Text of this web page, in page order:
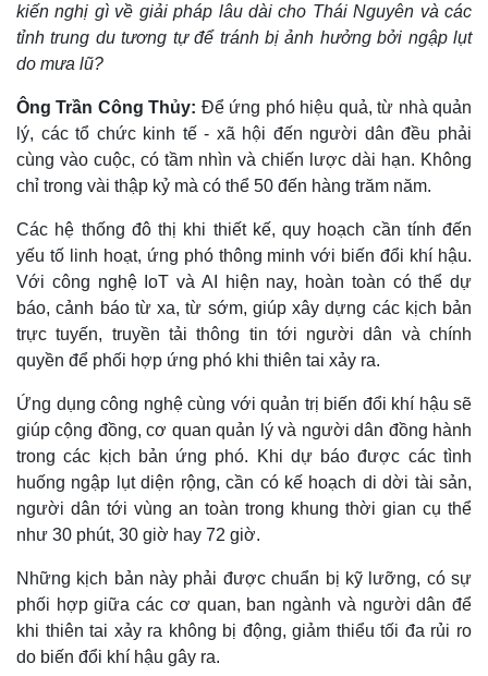
Bất động sản
Khởi nghiệp
Giá vàng
Tiêu dùng
Tỷ giá
Chứng khoán
Giá cà phê
kiến nghị gì về giải pháp lâu dài cho Thái Nguyên và các
tỉnh trung du tương tự để tránh bị ảnh hưởng bởi ngập lụt
do mưa lũ?
Ông Trần Công Thủy: Để ứng phó hiệu quả, từ nhà quản
lý, các tổ chức kinh tế - xã hội đến người dân đều phải
cùng vào cuộc, có tầm nhìn và chiến lược dài hạn. Không
chỉ trong vài thập kỷ mà có thể 50 đến hàng trăm năm.
Các hệ thống đô thị khi thiết kế, quy hoạch cần tính đến
yếu tố linh hoạt, ứng phó thông minh với biến đổi khí hậu.
Với công nghệ IoT và AI hiện nay, hoàn toàn có thể dự
báo, cảnh báo từ xa, từ sớm, giúp xây dựng các kịch bản
trực tuyến, truyền tải thông tin tới người dân và chính
quyền để phối hợp ứng phó khi thiên tai xảy ra.
Ứng dụng công nghệ cùng với quản trị biến đổi khí hậu sẽ
giúp cộng đồng, cơ quan quản lý và người dân đồng hành
trong các kịch bản ứng phó. Khi dự báo được các tình
huống ngập lụt diện rộng, cần có kế hoạch di dời tài sản,
người dân tới vùng an toàn trong khung thời gian cụ thể
như 30 phút, 30 giờ hay 72 giờ.
Những kịch bản này phải được chuẩn bị kỹ lưỡng, có sự
phối hợp giữa các cơ quan, ban ngành và người dân để
khi thiên tai xảy ra không bị động, giảm thiểu tối đa rủi ro
do biến đổi khí hậu gây ra.